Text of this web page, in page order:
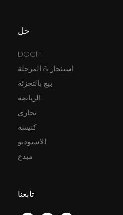
حل
DOOH
استئجار & المرحلة
بيع بالتجزئة
الرياضة
تجاري
كنيسة
الاستوديو
مبدع
تابعنا